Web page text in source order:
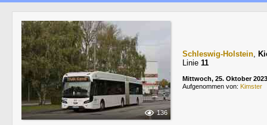
136
Schleswig-Holstein,
Linie 11
Mittwoch, 25. Oktober 2023
Aufgenommen von: Kimster